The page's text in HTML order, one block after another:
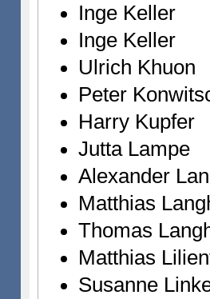
Inge Keller
Inge Keller
Ulrich Khuon
Peter
Harry Kupfer
Jutta Lampe
Alexander
Matthias
Thomas
Matthias
Susanne